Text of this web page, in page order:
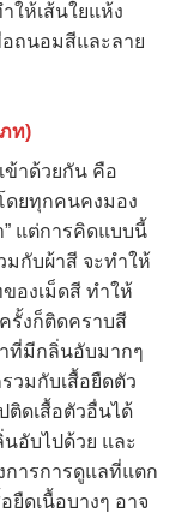
ให้เส้นใยแห้ง
ถนอมสีและลาย
ท)
ข้าด้วยกัน คือ
ดยทุกคนคงมอง
” แต่การคิดแบบนี้
มกับผ้าสี จะทำให้
องเม็ดสี ทำให้
รั้งก็ติดคราบสี
ที่มีกลิ่นอับมากๆ
วมกับเสื้อยืดตัว
ติดเสื้อตัวอื่นได้
อับไปด้วย และ
การการดูแลที่แตก
ยืดเนื้อบางๆ อาจ